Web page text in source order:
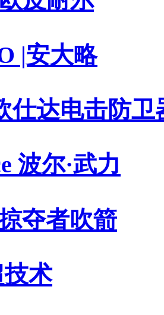
|安大略
仕达电击防卫
波尔·武力
夺者吹箭
术